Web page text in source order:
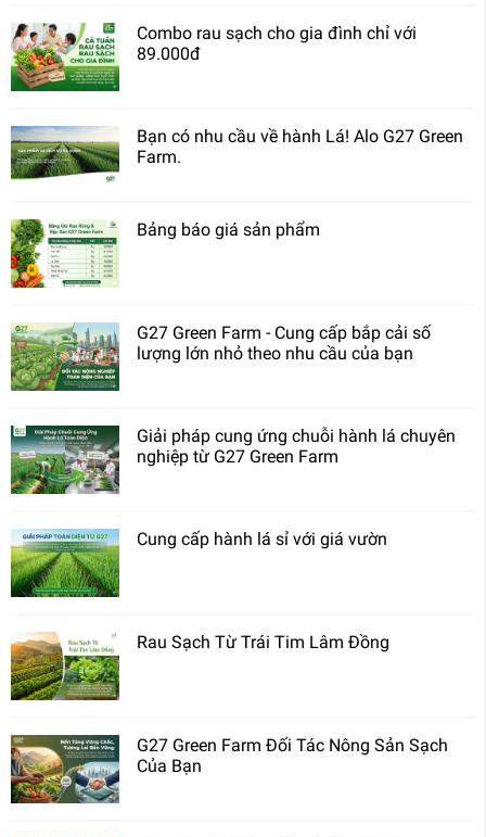
Combo rau sạch cho gia đình chỉ với
89.000đ
Bạn có nhu cầu về hành Lá! Alo G27 Green
Farm.
Bảng báo giá sản phẩm
G27 Green Farm - Cung cấp bắp cải số
lượng lớn nhỏ theo nhu cầu của bạn
Giải pháp cung ứng chuỗi hành lá chuyên
nghiệp từ G27 Green Farm
Cung cấp hành lá sỉ với giá vườn
Rau Sạch Từ Trái Tim Lâm Đồng
G27 Green Farm Đối Tác Nông Sản Sạch
Của Bạn